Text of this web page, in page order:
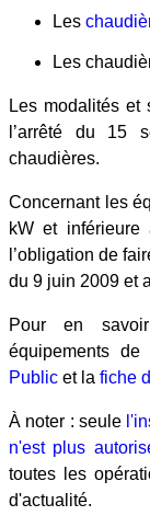
Les
Les
Les modalités et
l’arrêté du 15
chaudières.
Concernant les
kW et inférieure
l’obligation de
du 9 juin 2009 et
Pour en
équipements
Public et la fiche
À noter : seule
n'est plus
toutes les
d'actualité.